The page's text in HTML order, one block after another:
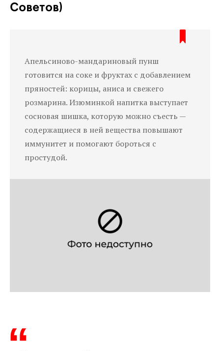
Советов)
Апельсиново-мандариновый пунш
готовится на соке и фруктах с добавлением
пряностей: корицы, аниса и свежего
розмарина. Изюминкой напитка выступает
сосновая шишка, которую можно съесть —
содержащиеся в ней вещества повышают
иммунитет и помогают бороться с
простудой.